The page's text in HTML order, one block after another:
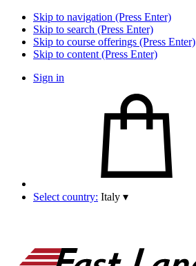
Skip to navigation (Press Enter)
Skip to search (Press Enter)
Skip to course offerings (Press Enter)
Skip to content (Press Enter)
Sign in
Select country: Italy ▾